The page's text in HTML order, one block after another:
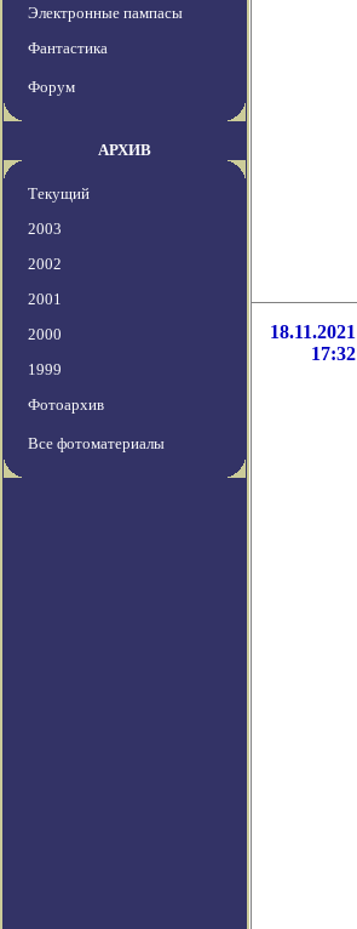
Электронные пампасы
Фантастика
Форум
АРХИВ
Текущий
2003
2002
2001
2000
1999
Фотоархив
Все фотоматериалы
18.11.2021
17:32